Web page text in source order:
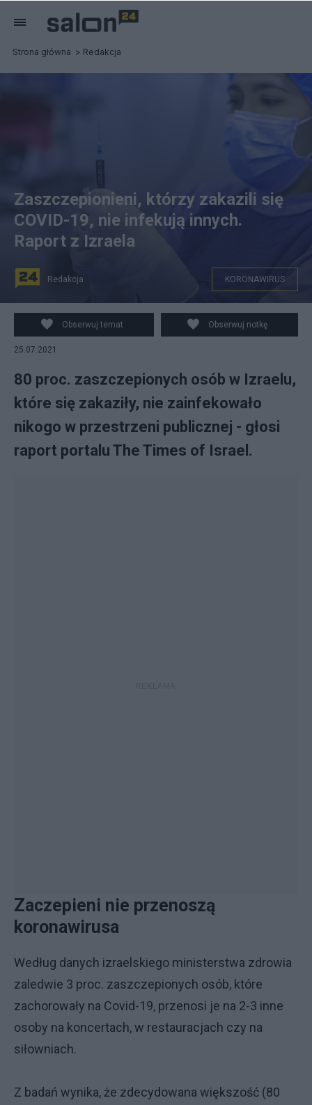
Strona główna Redakcja
Zaszczepionieni, którzy się zakazili wirusem, nie
infekują innych.
Zaszczepionieni, którzy zakazili się
COVID-19, nie infekują innych.
Raport z Izraela
Redakcja KORONAWIRUS
Obserwuj temat Obserwuj notkę
25.07.2021
80 proc. zaszczepionych osób w Izraelu,
które się zakaziły, nie zainfekowało
nikogo w przestrzeni publicznej - głosi
raport portalu The Times of Israel.
Zaczepieni nie przenoszą
koronawirusa
Według danych izraelskiego ministerstwa zdrowia
zaledwie 3 proc. zaszczepionych osób, które
zachorowały na Covid-19, przenosi je na 2-3 inne
osoby na koncertach, w restauracjach czy na
siłowniach.
Z badań wynika, że zdecydowana większość (80